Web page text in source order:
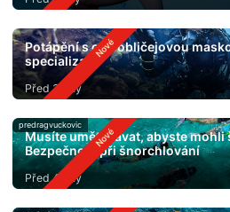
Potápění s celoobličejovou
specializace
Před 3 dny
predragvuckovic
Musíte umět plavat, abyste
Bezpečnost při šnorchlování
Před 4 dny